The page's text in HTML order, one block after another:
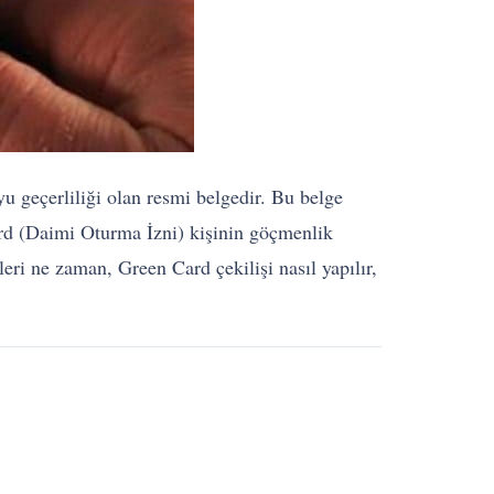
geçerliliği olan resmi belgedir. Bu belge
(Daimi Oturma İzni) kişinin göçmenlik
ne zaman, Green Card çekilişi nasıl yapılır,